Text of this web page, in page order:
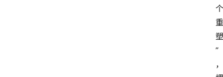
个
重
塑
”
，